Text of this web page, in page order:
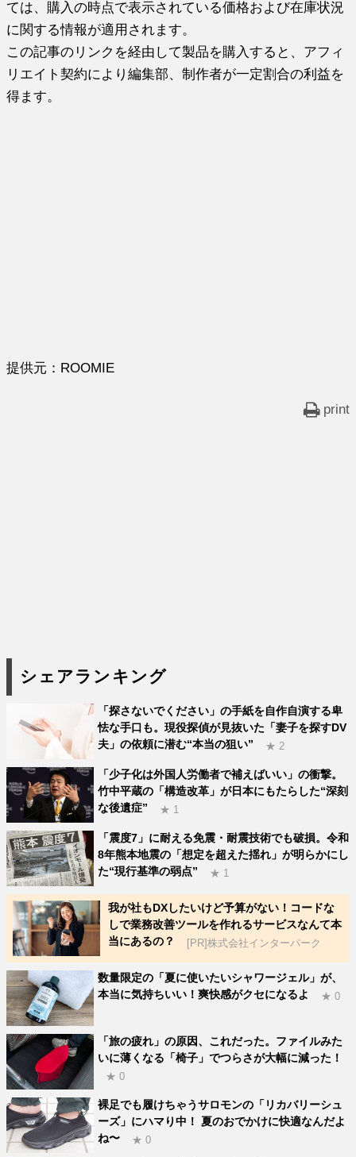
ては、購入の時点で表示されている価格および在庫状況
に関する情報が適用されます。
この記事のリンクを経由して製品を購入すると、アフィ
リエイト契約により編集部、制作者が一定割合の利益を
得ます。
提供元：ROOMIE
print
シェアランキング
「探さないでください」の手紙を自作自演する卑
怯な手口も。現役探偵が見抜いた「妻子を探すDV
夫」の依頼に潜む“本当の狙い”
★ 2
「少子化は外国人労働者で補えばいい」の衝撃。
竹中平蔵の「構造改革」が日本にもたらした“深刻
な後遺症”
★ 1
「震度7」に耐える免震・耐震技術でも破損。令和
8年熊本地震の「想定を超えた揺れ」が明らかにし
た“現行基準の弱点”
★ 1
我が社もDXしたいけど予算がない！コードな
しで業務改善ツールを作れるサービスなんて本
当にあるの？
[PR]株式会社インターパーク
数量限定の「夏に使いたいシャワージェル」が、
本当に気持ちいい！爽快感がクセになるよ
★ 0
「旅の疲れ」の原因、これだった。ファイルみた
いに薄くなる「椅子」でつらさが大幅に減った！
★ 0
裸足でも履けちゃうサロモンの「リカバリーシュ
ーズ」にハマり中！ 夏のおでかけに快適なんだよ
ね〜
★ 0